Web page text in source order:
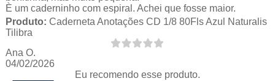
È um caderninho com espiral. Achei que fosse maior.
Produto: Caderneta Anotações CD 1/8 80Fls Azul Naturalis
Tilibra
Ana O.
04/02/2026
Eu recomendo esse produto.